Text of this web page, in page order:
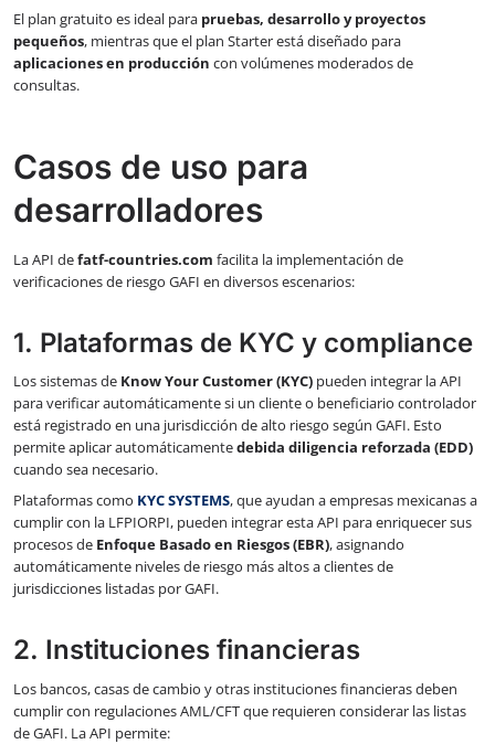
El plan gratuito es ideal para pruebas, desarrollo y proyectos
pequeños, mientras que el plan Starter está diseñado para
aplicaciones en producción con volúmenes moderados de
consultas.
Casos de uso para
desarrolladores
La API defatf-countries.com facilita la implementación de
verificaciones de riesgo GAFI en diversos escenarios:
1. Plataformas de KYC y compliance
Los sistemas de Know Your Customer (KYC) pueden integrar la API
para verificar automáticamente si un cliente o beneficiario controlador
está registrado en una jurisdicción de alto riesgo según GAFI. Esto
permite aplicar automáticamentedebida diligencia reforzada (EDD)
cuando sea necesario.
Plataformas como KYC SYSTEMS, que ayudan a empresas mexicanas a
cumplir con la LFPIORPI, pueden integrar esta API para enriquecer sus
procesos de Enfoque Basado en Riesgos (EBR), asignando
automáticamente niveles de riesgo más altos a clientes de
jurisdicciones listadas por GAFI.
2. Instituciones financieras
Los bancos, casas de cambio y otras instituciones financieras deben
cumplir con regulaciones AML/CFT que requieren considerar las listas
de GAFI. La API permite: